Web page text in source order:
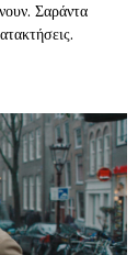
Σαράντα